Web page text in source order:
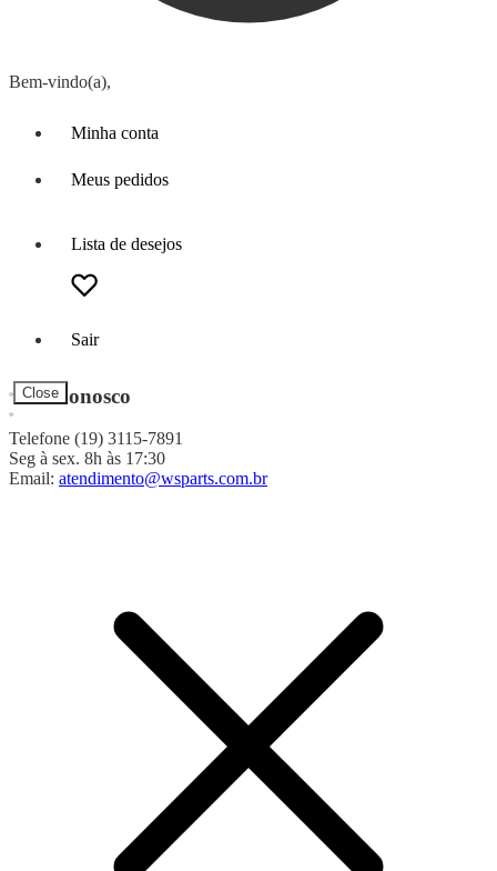
Bem-vindo(a),
Minha conta
Meus pedidos
Lista de desejos
Sair
Close
Fale Conosco
Telefone (19) 3115-7891
Seg à sex. 8h às 17:30
Email: atendimento@wsparts.com.br